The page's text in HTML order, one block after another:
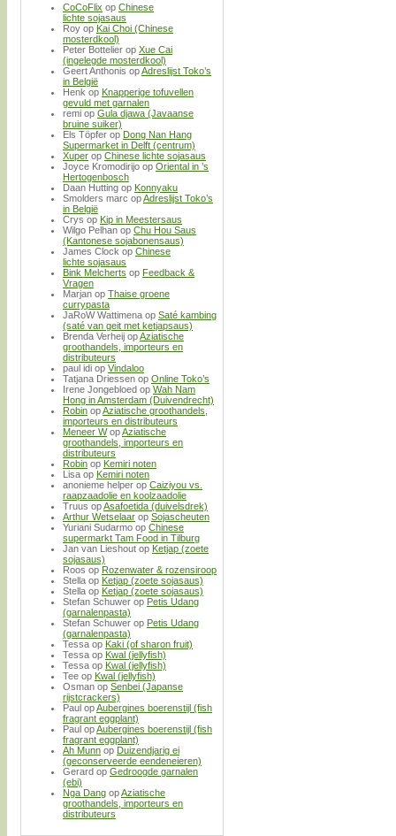
CoCoFlix op Chinese
lichte sojasaus
Roy op Kai Choi (Chinese
mosterdkool)
Peter Bottelier op Xue Cai
(ingelegde mosterdkool)
Geert Anthonis opAdreslijst Toko’s
in België
Henk op Knapperige tofuvellen
gevuld met garnalen
remi op Gula djawa (Javaanse
bruine suiker)
Els Töpfer op Dong Nan Hang
Supermarket in Delft (centrum)
Xuper op Chinese lichte sojasaus
Joyce Kromodirijo op Oriental in ’s
Hertogenbosch
Daan Hutting op Konnyaku
Smolders marc opAdreslijst Toko’s
in België
Crys op Kip in Meestersaus
Wilgo Pelhan op Chu Hou Saus
(Kantonese sojabonensaus)
James Clock op Chinese
lichte sojasaus
Bink Melcherts op Feedback &
Vragen
Marjan op Thaise groene
currypasta
JaRoW Wattimena op Saté kambing
(saté van geit met ketjapsaus)
Brenda Verheij opAziatische
groothandels, importeurs en
distributeurs
paul idi op Vindaloo
Tatjana Driessen op Online Toko’s
Irene Jongebloed op Wah Nam
Hong in Amsterdam (Duivendrecht)
Robin opAziatische groothandels,
importeurs en distributeurs
Meneer WopAziatische
groothandels, importeurs en
distributeurs
Robin op Kemiri noten
Lisa op Kemiri noten
anonieme helper op Caiziyou vs.
raapzaadolie en koolzaadolie
Truus opAsafoetida (duivelsdrek)
Arthur Wetselaar op Sojascheuten
Yuriani Sudarmo op Chinese
supermarkt Tam Food in Tilburg
Jan van Lieshout op Ketjap (zoete
sojasaus)
Roos op Rozenwater & rozensiroop
Stella op Ketjap (zoete sojasaus)
Stella op Ketjap (zoete sojasaus)
Stefan Schuwer op Petis Udang
(garnalenpasta)
Stefan Schuwer op Petis Udang
(garnalenpasta)
Tessa op Kaki (of sharon fruit)
Tessa op Kwal (jellyfish)
Tessa op Kwal (jellyfish)
Tee op Kwal (jellyfish)
Osman op Senbei (Japanse
rijstcrackers)
Paul opAubergines boerenstijl (fish
fragrant eggplant)
Paul opAubergines boerenstijl (fish
fragrant eggplant)
Ah Munn op Duizendjarig ei
(geconserveerde eendeneieren)
Gerard op Gedroogde garnalen
(ebi)
Nga Dang opAziatische
groothandels, importeurs en
distributeurs